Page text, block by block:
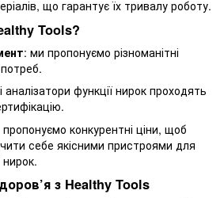
що гарантує їх тривалу роботу.
Tools?
: ми пропонуємо різноманітні
аналізатори функції нирок проходять
конкурентні ціни, щоб
себе якісними пристроями для
з Healthy Tools